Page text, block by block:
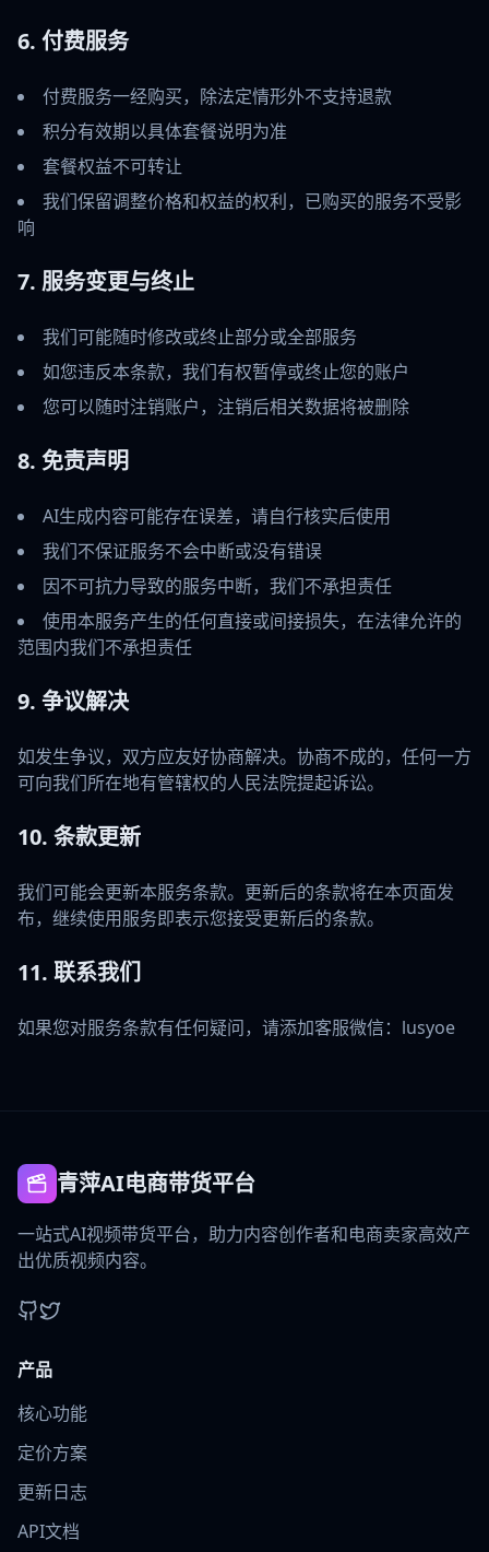
6. 付费服务
付费服务一经购买，除法定情形外不支持退款
积分有效期以具体套餐说明为准
套餐权益不可转让
我们保留调整价格和权益的权利，已购买的服务不受影
响
7. 服务变更与终止
我们可能随时修改或终止部分或全部服务
如您违反本条款，我们有权暂停或终止您的账户
您可以随时注销账户，注销后相关数据将被删除
8. 免责声明
AI生成内容可能存在误差，请自行核实后使用
我们不保证服务不会中断或没有错误
因不可抗力导致的服务中断，我们不承担责任
使用本服务产生的任何直接或间接损失，在法律允许的
范围内我们不承担责任
9. 争议解决
如发生争议，双方应友好协商解决。协商不成的，任何一方
可向我们所在地有管辖权的人民法院提起诉讼。
10. 条款更新
我们可能会更新本服务条款。更新后的条款将在本页面发
布，继续使用服务即表示您接受更新后的条款。
11. 联系我们
如果您对服务条款有任何疑问，请添加客服微信：lusyoe
青萍AI电商带货平台
一站式AI视频带货平台，助力内容创作者和电商卖家高效产
出优质视频内容。
产品
核心功能
定价方案
更新日志
API文档